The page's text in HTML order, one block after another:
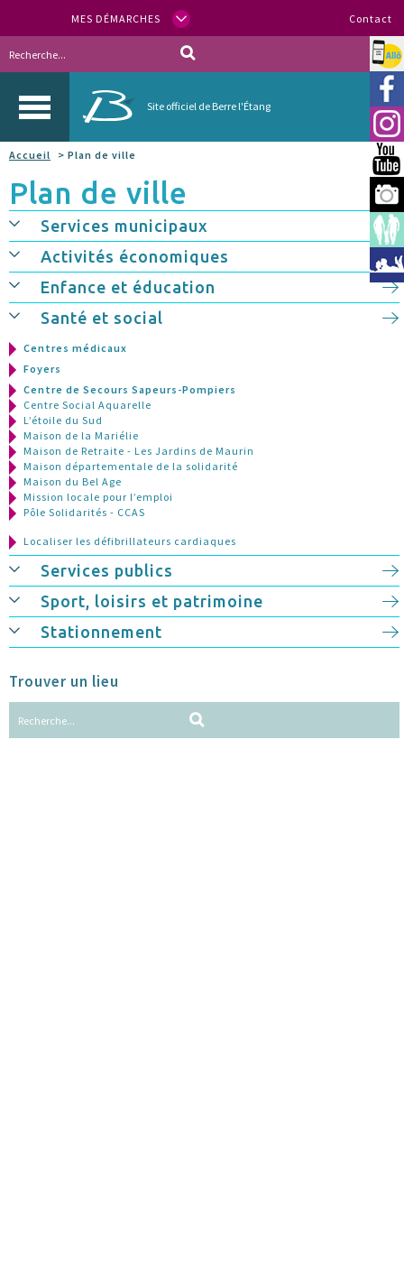
MES DÉMARCHES Contact
Site officiel de Berre l'Étang
Allo
Accueil > Plan de ville
Plan de ville
Services municipaux
Activités économiques
Enfance et éducation
Santé et social
Centres médicaux
Foyers
Centre de Secours Sapeurs-Pompiers
Centre Social Aquarelle
L’étoile du Sud
Maison de la Mariélie
Maison de Retraite - Les Jardins de Maurin
Maison départementale de la solidarité
Maison du Bel Age
Mission locale pour l’emploi
Pôle Solidarités - CCAS
Localiser les défibrillateurs cardiaques
Services publics
Sport, loisirs et patrimoine
Stationnement
Trouver un lieu